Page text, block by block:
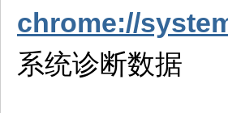
chrome://
系统诊断数据